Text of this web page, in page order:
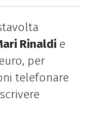
Rinaldi e
per
telefonare